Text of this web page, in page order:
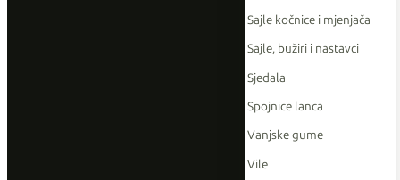
Sajle kočnice i mjenjača
Sajle, bužiri i nastavci
Sjedala
Spojnice lanca
Vanjske gume
Vile